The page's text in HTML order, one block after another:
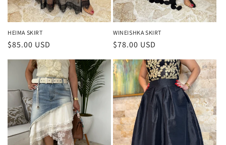
HEIMA SKIRT
Precio
$85.00 USD
WINEISHKA SKIRT
Precio
$78.00 USD